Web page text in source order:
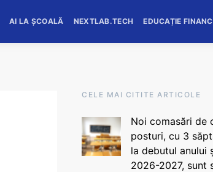
AI LA ȘCOALĂ NEXTLAB.TECH EDUCAȚIE
CELE MAI CITITE ARTICOLE
Noi comasări de
posturi, cu 3
la debutul anului
2026-2027, sunt